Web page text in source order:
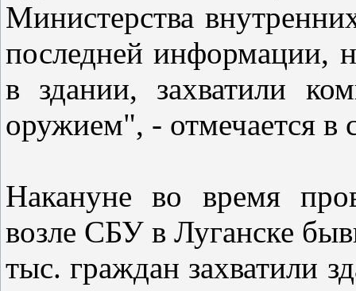
Министерства
последней информации,
в здании, захватили
оружием", - отмечается в
Накануне во время
возле СБУ в Луганске
тыс. граждан захватили